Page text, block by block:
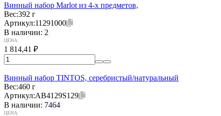
Винный набор Marlot из 4-х предметов,
Вес:392 г
Артикул:11291000
В наличии: 2
ЦЕНА:
1 814,41 ₽
Винный набор TINTOS, серебристый/натуральный
Вес:460 г
Артикул:AB4129S129
В наличии: 7464
ЦЕНА: